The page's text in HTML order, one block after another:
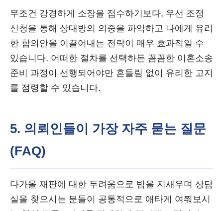
무조건 강경하게 소장을 접수하기보다, 우선 조정
신청을 통해 상대방의 의중을 파악하고 나에게 유리
한 합의안을 이끌어내는 전략이 매우 효과적일 수
있습니다. 어떠한 절차를 선택하든 꼼꼼한 이혼소송
준비 과정이 선행되어야만 흔들림 없이 유리한 고지
를 점령할 수 있습니다.
5. 의뢰인들이 가장 자주 묻는 질문
(FAQ)
다가올 재판에 대한 두려움으로 밤을 지새우며 상담
실을 찾으시는 분들이 공통적으로 애타게 여쭤보시